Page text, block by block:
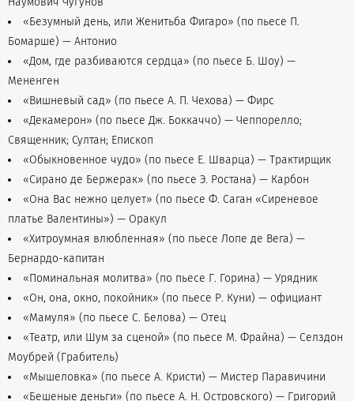
«Безумный день, или Женитьба Фигаро» (по пьесе П.
Бомарше) — Антонио
«Дом, где разбиваются сердца» (по пьесе Б. Шоу) —
Мененген
«Вишневый сад» (по пьесе А. П. Чехова) — Фирс
«Декамерон» (по пьесе Дж. Боккаччо) — Чеппорелло;
Священник; Султан; Епископ
«Обыкновенное чудо» (по пьесе Е. Шварца) — Трактирщик
«Сирано де Бержерак» (по пьесе Э. Ростана) — Карбон
«Она Вас нежно целует» (по пьесе Ф. Саган «Сиреневое
платье Валентины») — Оракул
«Хитроумная влюбленная» (по пьесе Лопе де Вега) —
Бернардо-капитан
«Поминальная молитва» (по пьесе Г. Горина) — Урядник
«Он, она, окно, покойник» (по пьесе Р. Куни) — официант
«Мамуля» (по пьесе С. Белова) — Отец
«Театр, или Шум за сценой» (по пьесе М. Фрайна) — Селздон
Моубрей (Грабитель)
«Мышеловка» (по пьесе А. Кристи) — Мистер Паравичини
«Бешеные деньги» (по пьесе А. Н. Островского) — Григорий